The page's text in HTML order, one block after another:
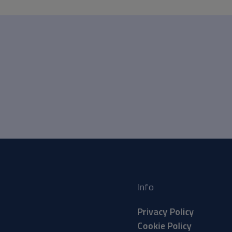
Info
Privacy Policy
Cookie Policy